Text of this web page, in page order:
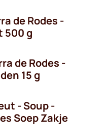
de Rodes -
500 g
de Rodes -
15 g
- Soup -
Soep Zakje